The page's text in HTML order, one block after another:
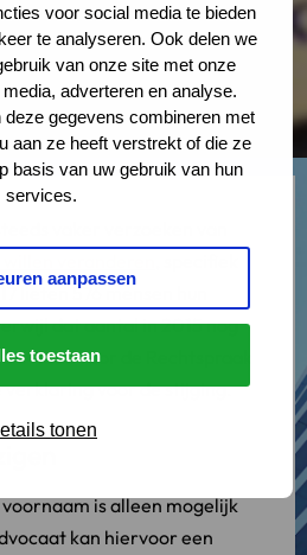
voor social media te bieden
te analyseren. Ook delen we
van onze site met onze
adverteren en analyse.
gegevens combineren met
aan ze heeft verstrekt of die ze
basis van uw gebruik van hun
services.
aanpassen
toestaan
tonen
lieten 576 mensen hun
dat aantal in 2015 nog
Raad voor de Rechtspraak
verklaring voor de stijging.
is alleen mogelijk
kan hiervoor een